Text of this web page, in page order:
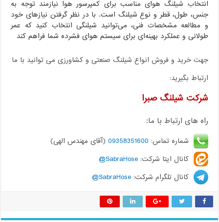
انتخاب شیلنگ هوای مناسب برای کمپرسور هوا نیازمند توجه به
جنس، طول، قطر و نوع شیلنگ است. با در نظر گرفتن نیازهای خود
و مطالعه مشخصات فنی، می‌توانید شیلنگی انتخاب کنید که عمر
طولانی و عملکرد بهینه‌ای برای سیستم هوای فشرده شما فراهم کند
جهت خرید و فروش انواع شیلنگ صنعتی و کشاورزی می توانید با ما
ارتباط بگیرید:
شرکت شیلنگ صبرا
راه های ارتباط با ما:
شماره تماس: 09358351600 (آقای مهندس الهی)
کانال ایتا شرکت:SabraHose@
کانال تلگرام شرکت:SabraHose@